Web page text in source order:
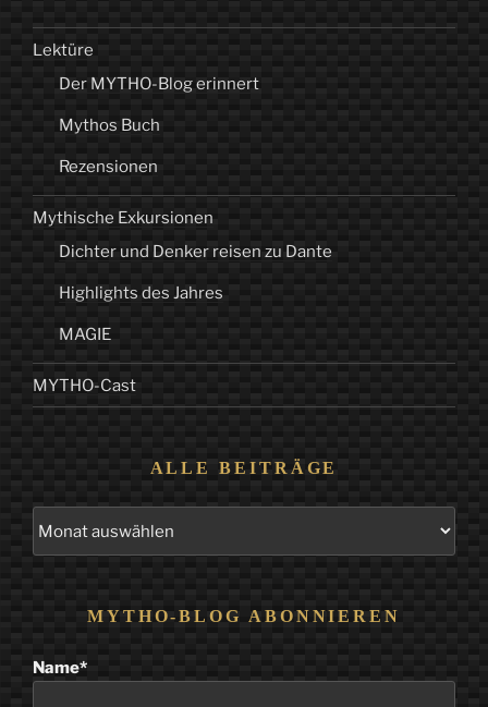
Lektüre
Der MYTHO-Blog erinnert
Mythos Buch
Rezensionen
Mythische Exkursionen
Dichter und Denker reisen zu Dante
Highlights des Jahres
MAGIE
MYTHO-Cast
ALLE BEITRÄGE
MYTHO-BLOG ABONNIEREN
Name*